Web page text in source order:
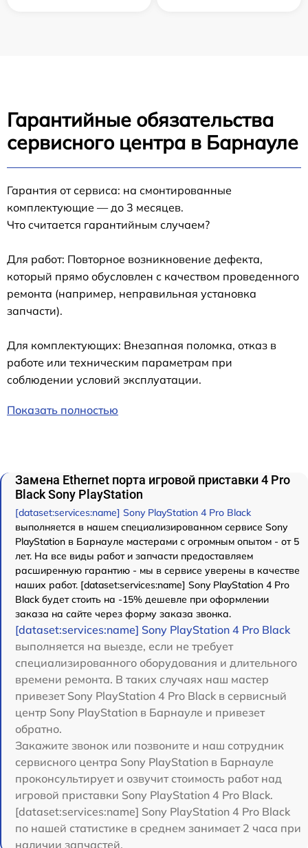
Гарантийные обязательства
сервисного центра в Барнауле
Гарантия от сервиса: на смонтированные
комплектующие — до 3 месяцев.
Что считается гарантийным случаем?
Для работ: Повторное возникновение дефекта,
который прямо обусловлен с качеством проведенного
ремонта (например, неправильная установка
запчасти).
Для комплектующих: Внезапная поломка, отказ в
работе или техническим параметрам при
соблюдении условий эксплуатации.
Показать полностью
Замена Ethernet порта игровой приставки 4 Pro
Black Sony PlayStation
[dataset:services:name] Sony PlayStation 4 Pro Black
выполняется в нашем специализированном сервисе Sony
PlayStation в Барнауле мастерами с огромным опытом - от 5
лет. На все виды работ и запчасти предоставляем
расширенную гарантию - мы в сервисе уверены в качестве
наших работ. [dataset:services:name] Sony PlayStation 4 Pro
Black будет стоить на -15% дешевле при оформлении
заказа на сайте через форму заказа звонка.
[dataset:services:name] Sony PlayStation 4 Pro Black
выполняется на выезде, если не требует
специализированного оборудования и длительного
времени ремонта. В таких случаях наш мастер
привезет Sony PlayStation 4 Pro Black в сервисный
центр Sony PlayStation в Барнауле и привезет
обратно.
Закажите звонок или позвоните и наш сотрудник
сервисного центра Sony PlayStation в Барнауле
проконсультирует и озвучит стоимость работ над
игровой приставки Sony PlayStation 4 Pro Black.
[dataset:services:name] Sony PlayStation 4 Pro Black
по нашей статистике в среднем занимает 2 часа при
наличии запчастей.